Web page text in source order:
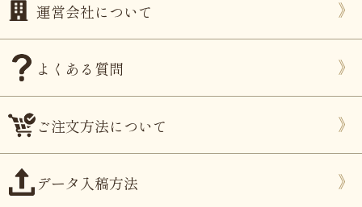
運営会社について
よくある質問
ご注文方法について
データ入稿方法